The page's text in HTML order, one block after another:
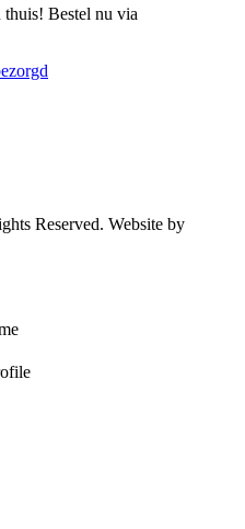
thuis! Bestel nu via
Reserved. Website by